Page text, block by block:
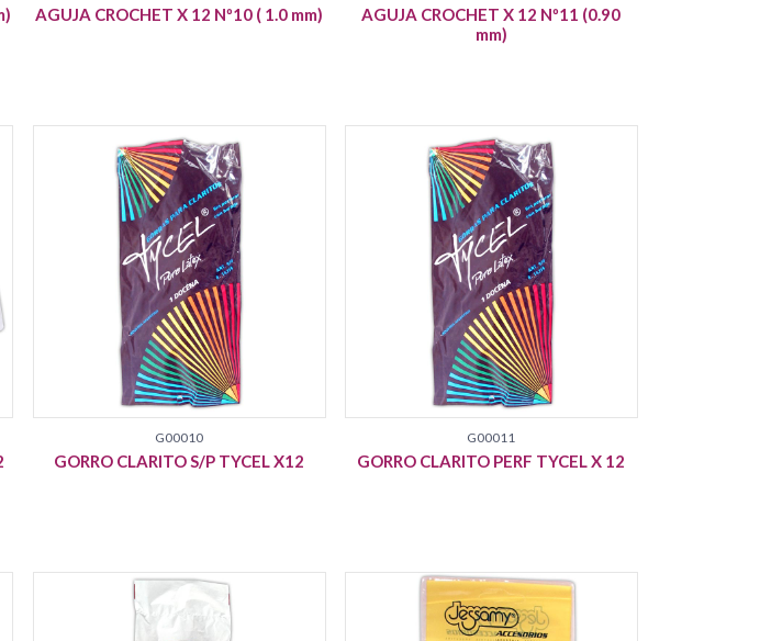
AGUJA CROCHET X 12 Nº10 ( 1.0 mm)
AGUJA CROCHET X 12 Nº11 (0.90
mm)
G00010
GORRO CLARITO S/P TYCEL X12
G00011
GORRO CLARITO PERF TYCEL X 12